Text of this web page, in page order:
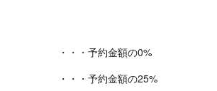
・・・予約金額の0%
・・・予約金額の25%